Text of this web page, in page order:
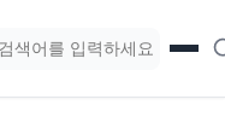
블로그 검색